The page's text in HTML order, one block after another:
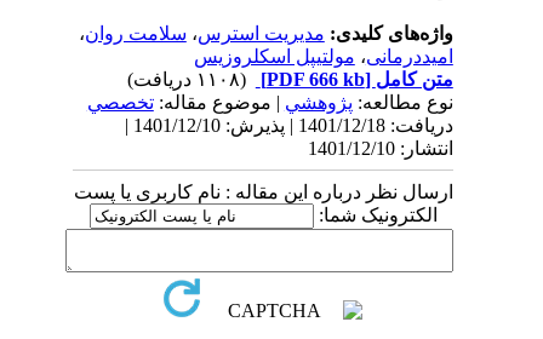
واژه‌های کلیدی:مدیریت استرس،سلامت روان ،
امید‌درمانی،مولتیپل اسکلروزیس
متن کامل[PDF 666 kb]
نوع مطالعه:پژوهشي| موضوع مقاله:تخصصي
دریافت: 1401/12/18 | پذیرش: 1401/12/10 |
انتشار: 1401/12/10
ارسال نظر درباره این مقاله : نام کاربری یا پست
الکترونیک شما: